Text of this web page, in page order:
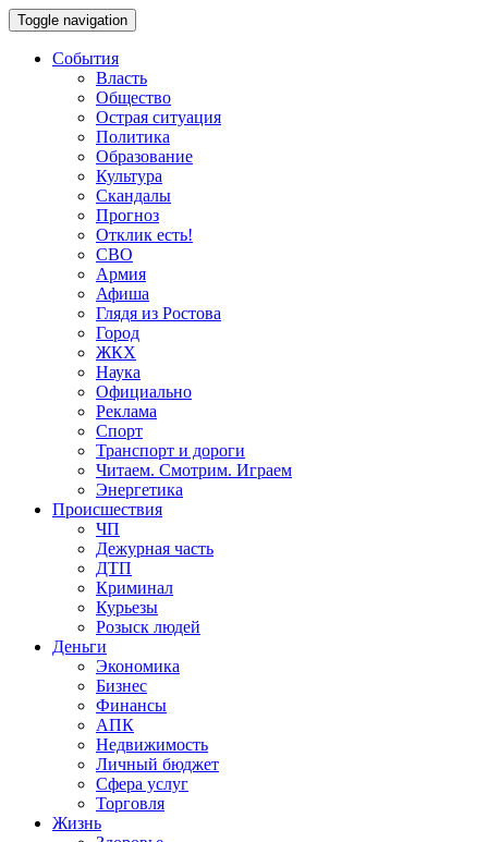
Toggle navigation
События
Власть
Общество
Острая ситуация
Политика
Образование
Культура
Скандалы
Прогноз
Отклик есть!
СВО
Армия
Афиша
Глядя из Ростова
Город
ЖКХ
Наука
Официально
Реклама
Спорт
Транспорт и дороги
Читаем. Смотрим. Играем
Энергетика
Происшествия
ЧП
Дежурная часть
ДТП
Криминал
Курьезы
Розыск людей
Деньги
Экономика
Бизнес
Финансы
АПК
Недвижимость
Личный бюджет
Сфера услуг
Торговля
Жизнь